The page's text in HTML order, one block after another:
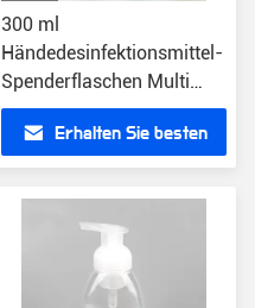
300 ml
Händedesinfektionsmittel-
Spenderflaschen Multi
Color Flower Foam Leere
FlascheErhalten Sie besten